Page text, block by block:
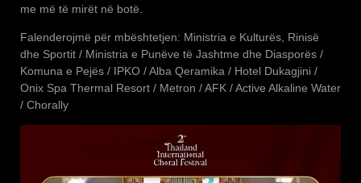
me më të mirët në botë.
Falenderojmë për mbështetjen: Ministria e Kulturës, Rinisë
dhe Sportit / Ministria e Punëve të Jashtme dhe Diasporës /
Komuna e Pejës / IPKO / Alba Qeramika / Hotel Dukagjini /
Onix Spa Thermal Resort / Metron / AFK / Active Alkaline Water
/ Chorally